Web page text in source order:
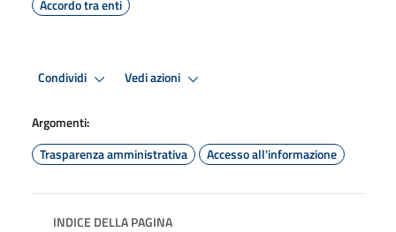
Accordo tra enti
Condividi Vedi azioni
Argomenti:
Trasparenza amministrativa
Accesso all'informazione
INDICE DELLA PAGINA